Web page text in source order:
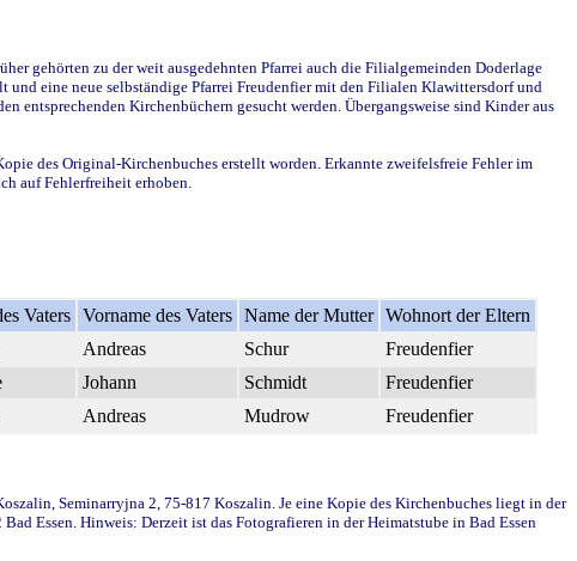
gehörten zu der weit ausgedehnten Pfarrei auch die Filialgemeinden Doderlage
eine neue selbständige Pfarrei Freudenfier mit den Filialen Klawittersdorf und
Kirchenbüchern gesucht werden. Übergangsweise sind Kinder aus
des Original-Kirchenbuches erstellt worden. Erkannte zweifelsfreie Fehler im
auf Fehlerfreiheit erhoben.
Vaters Vorname des Vaters Name der Mutter Wohnort der Eltern
Andreas Schur
Freudenfier
Johann Schmidt
Freudenfier
Andreas Mudrow Freudenfier
Seminarryjna 2, 75-817 Koszalin. Je eine Kopie des Kirchenbuches liegt in der
Essen. Hinweis: Derzeit ist das Fotografieren in der Heimatstube in Bad Essen